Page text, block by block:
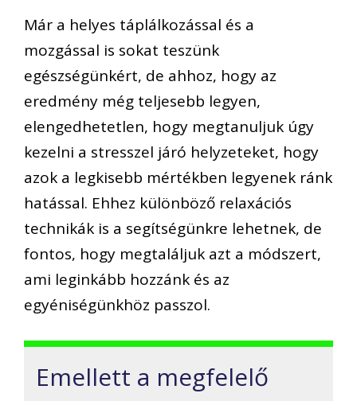
Már a helyes táplálkozással és a
mozgással is sokat teszünk
egészségünkért, de ahhoz, hogy az
eredmény még teljesebb legyen,
elengedhetetlen, hogy megtanuljuk úgy
kezelni a stresszel járó helyzeteket, hogy
azok a legkisebb mértékben legyenek ránk
hatással. Ehhez különböző relaxációs
technikák is a segítségünkre lehetnek, de
fontos, hogy megtaláljuk azt a módszert,
ami leginkább hozzánk és az
egyéniségünkhöz passzol.
Emellett a megfelelő